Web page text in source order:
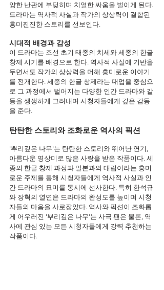
양한 난관에 부딪히며 치열한 싸움을 벌이게 된다.
드라마는 역사적 사실과 작가의 상상력이 결합된
흥미진진한 스토리를 선보인다.
시대적 배경과 감성
이 드라마는 조선 초기 태종의 치세와 세종의 한글
창제 시기를 배경으로 한다. 역사적 사실에 기반을
두면서도 작가의 상상력을 더해 흥미로운 이야기
를 전개한다. 세종의 한글 창제라는 대업을 중심으
로 그 과정에서 벌어지는 다양한 인간 드라마와 갈
등을 생생하게 그려내며 시청자들에게 깊은 감동
을 준다.
탄탄한 스토리와 조화로운 역사의 픽션
'뿌리깊은 나무'는 탄탄한 스토리와 뛰어난 연기,
아름다운 영상미로 많은 사랑을 받은 작품이다. 세
종의 한글 창제 과정과 밀본과의 대립이라는 흥미
로운 주제를 통해 시청자들에게 역사적 사실과 인
간 드라마의 묘미를 동시에 선사한다. 특히 한석규
와 장혁의 열연은 드라마의 완성도를 높이며 시청
자들의 마음을 사로잡았다. 역사와 픽션이 조화롭
게 어우러진 '뿌리깊은 나무'는 사극 팬은 물론, 역
사에 관심 있는 모든 시청자들에게 강력 추천하는
작품이다.